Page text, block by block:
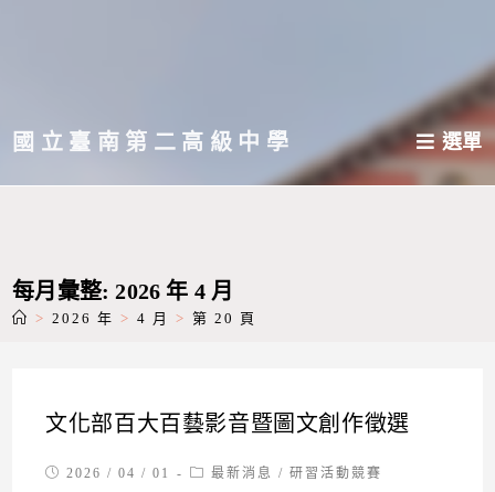
主國立臺南第二高級中學 選單
每月彙整: 2026 年 4 月
> 2026 年 > 4 月 > 第 20 頁
文化部百大百藝影音暨圖文創作徵選
Post2026 / 04 / 01
Post最新消息 / 研習活動競賽